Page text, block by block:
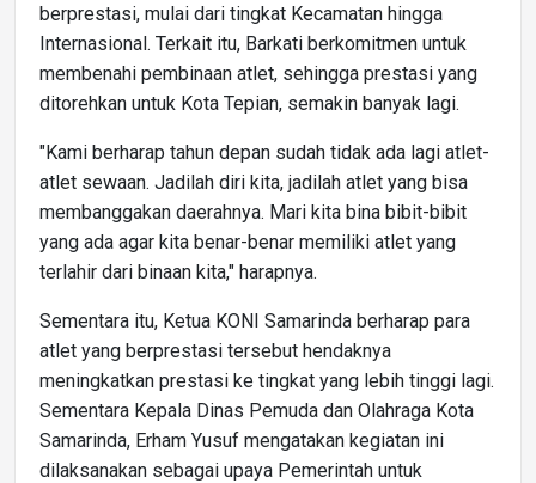
berprestasi, mulai dari tingkat Kecamatan hingga
Internasional. Terkait itu, Barkati berkomitmen untuk
membenahi pembinaan atlet, sehingga prestasi yang
ditorehkan untuk Kota Tepian, semakin banyak lagi.
"Kami berharap tahun depan sudah tidak ada lagi atlet-
atlet sewaan. Jadilah diri kita, jadilah atlet yang bisa
membanggakan daerahnya. Mari kita bina bibit-bibit
yang ada agar kita benar-benar memiliki atlet yang
terlahir dari binaan kita," harapnya.
Sementara itu, Ketua KONI Samarinda berharap para
atlet yang berprestasi tersebut hendaknya
meningkatkan prestasi ke tingkat yang lebih tinggi lagi.
Sementara Kepala Dinas Pemuda dan Olahraga Kota
Samarinda, Erham Yusuf mengatakan kegiatan ini
dilaksanakan sebagai upaya Pemerintah untuk